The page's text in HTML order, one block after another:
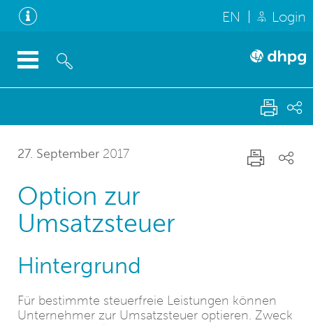
EN Login
27. September 2017
Option zur
Umsatzsteuer
Hintergrund
Für bestimmte steuerfreie Leistungen können
Unternehmer zur Umsatzsteuer optieren. Zweck